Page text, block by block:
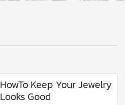
HowTo Keep Your Jewelry
Looks Good